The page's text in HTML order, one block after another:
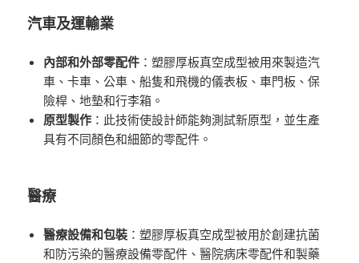
汽車及運輸業
內部和外部零配件 ：塑膠厚板真空成型被用來製造汽
車、卡車、公車、船隻和飛機的儀表板、車門板、保
險桿、地墊和行李箱。
原型製作 ：此技術使設計師能夠測試新原型，並生產
具有不同顏色和細節的零配件。
醫療
醫療設備和包裝 ：塑膠厚板真空成型被用於創建抗菌
和防污染的醫療設備零配件、醫院病床零配件和製藥